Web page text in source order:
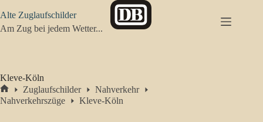
Inhalt
springen
Alte Zuglaufschilder
Am Zug bei jedem Wetter...
Kleve-Köln
Start
Zuglaufschilder
Nahverkehr
Nahverkehrszüge
Kleve-Köln